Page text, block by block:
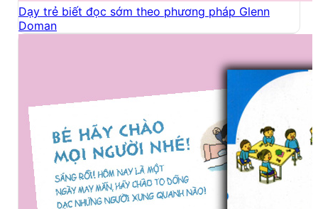
Dạy trẻ biết đọc sớm theo phương pháp Glenn
Doman